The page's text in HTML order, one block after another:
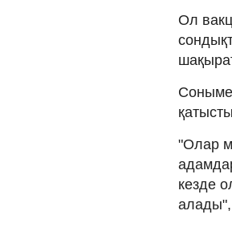
Ол
"Олар
кезде
алады",